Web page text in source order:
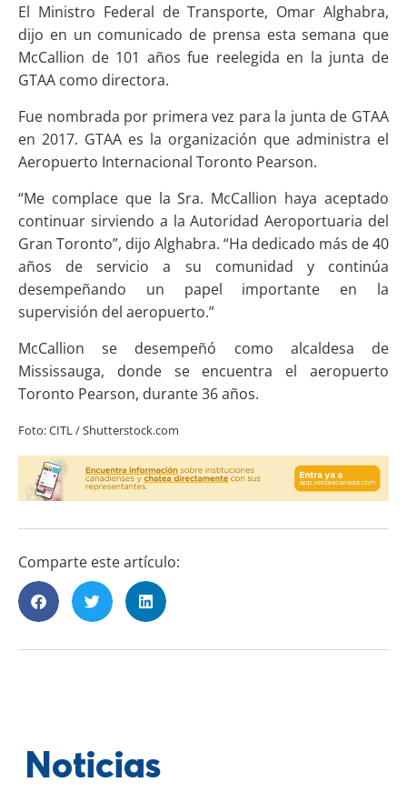
El Ministro Federal de Transporte, Omar Alghabra,
dijo en un comunicado de prensa esta semana que
McCallion de 101 años fue reelegida en la junta de
GTAA como directora.
Fue nombrada por primera vez para la junta de GTAA
en 2017. GTAA es la organización que administra el
Aeropuerto Internacional Toronto Pearson.
“Me complace que la Sra. McCallion haya aceptado
continuar sirviendo a la Autoridad Aeroportuaria del
Gran Toronto”, dijo Alghabra. “Ha dedicado más de 40
años de servicio a su comunidad y continúa
desempeñando un papel importante en la
supervisión del aeropuerto.”
McCallion se desempeñó como alcaldesa de
Mississauga, donde se encuentra el aeropuerto
Toronto Pearson, durante 36 años.
Foto: CITL / Shutterstock.com
Comparte este artículo:
Noticias